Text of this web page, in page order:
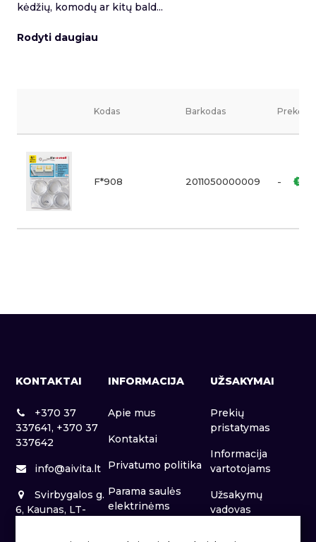
kėdžių, komodų ar kitų bald...
Rodyti daugiau
Kodas Barkodas Prekės
F*908 2011050000009 -
KONTAKTAI
+370 37
337641, +370 37
337642
info@aivita.lt
Svirbygalos g.
6, Kaunas, LT-
INFORMACIJA
Apie mus
Kontaktai
Privatumo politika
Parama saulės
elektrinėms
UŽSAKYMAI
Prekių
pristatymas
Informacija
vartotojams
Užsakymų
vadovas